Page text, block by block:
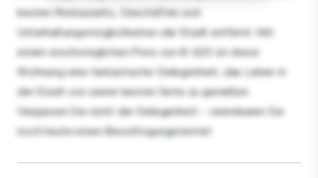
besten Restaurants, Geschäften und
Unterhaltungsmöglichkeiten der Stadt entfernt. Mit
einem erschwinglichen Preis von € 620 ist diese
Wohnung eine fantastische Gelegenheit, das Leben in
der Stadt von seiner besten Seite zu genießen.
Verpassen Sie nicht die Gelegenheit - vereinbaren Sie
noch heute einen Besichtigungstermin!